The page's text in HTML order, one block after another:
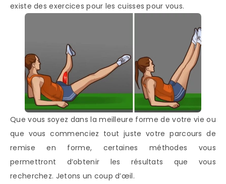
existe des exercices pour les cuisses pour vous.
Que vous soyez dans la meilleure forme de votre vie ou
que vous commenciez tout juste votre parcours de
remise en forme, certaines méthodes vous
permettront d’obtenir les résultats que vous
recherchez. Jetons un coup d’œil.